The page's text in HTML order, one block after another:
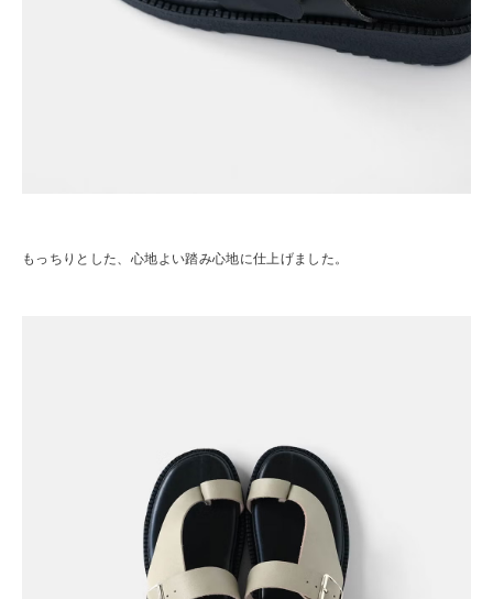
もっちりとした、心地よい踏み心地に仕上げました。